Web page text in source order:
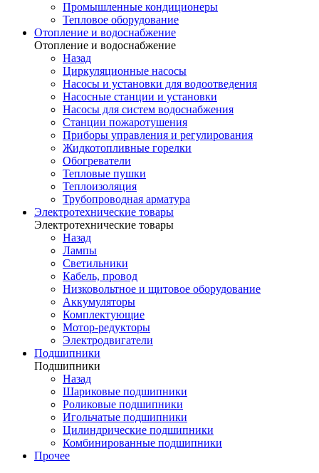
Промышленные кондиционеры
Тепловое оборудование
Отопление и водоснабжение
Отопление и водоснабжение
Назад
Циркуляционные насосы
Насосы и установки для водоотведения
Насосные станции и установки
Насосы для систем водоснабжения
Станции пожаротушения
Приборы управления и регулирования
Жидкотопливные горелки
Обогреватели
Тепловые пушки
Теплоизоляция
Трубопроводная арматура
Электротехнические товары
Электротехнические товары
Назад
Лампы
Светильники
Кабель, провод
Низковольтное и щитовое оборудование
Аккумуляторы
Комплектующие
Мотор-редукторы
Электродвигатели
Подшипники
Подшипники
Назад
Шариковые подшипники
Роликовые подшипники
Игольчатые подшипники
Цилиндрические подшипники
Комбинированные подшипники
Прочее